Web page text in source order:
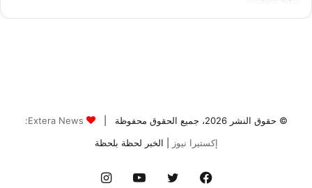
© حقوق النشر 2026، جميع الحقوق محفوظة |
Extera News:
إكستيرا نيوز
| الخبر لحظة بلحظة
فيسبوك تويتر يوتيوب